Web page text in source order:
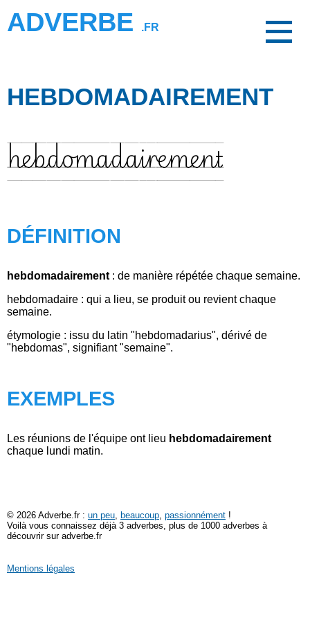
ADVERBE .FR
HEBDOMADAIREMENT
hebdomadairement
DÉFINITION
hebdomadairement : de manière répétée chaque semaine.
hebdomadaire : qui a lieu, se produit ou revient chaque
semaine.
étymologie : issu du latin "hebdomadarius", dérivé de
"hebdomas", signifiant "semaine".
EXEMPLES
Les réunions de l'équipe ont lieu hebdomadairement
chaque lundi matin.
© 2026 Adverbe.fr : un peu, beaucoup, passionnément !
Voilà vous connaissez déjà 3 adverbes, plus de 1000 adverbes à
découvrir sur adverbe.fr
Mentions légales